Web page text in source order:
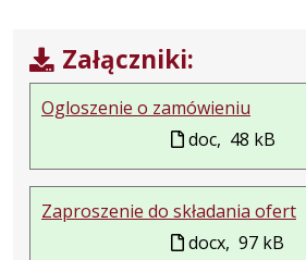
Załączniki:
Ogloszenie o zamówieniu
doc, 48 kB
Zaproszenie do składania ofert
docx, 97 kB